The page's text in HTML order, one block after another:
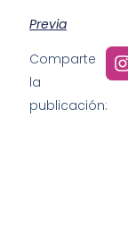
Previa
Comparte
la
publicación: